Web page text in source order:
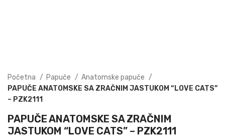
Početna Papuče
Anatomske papuče
PAPUČE ANATOMSKE SA ZRAČNIM JASTUKOM “LOVE CATS”
– PZK2111
PAPUČE ANATOMSKE SA ZRAČNIM
JASTUKOM “LOVE CATS” – PZK2111